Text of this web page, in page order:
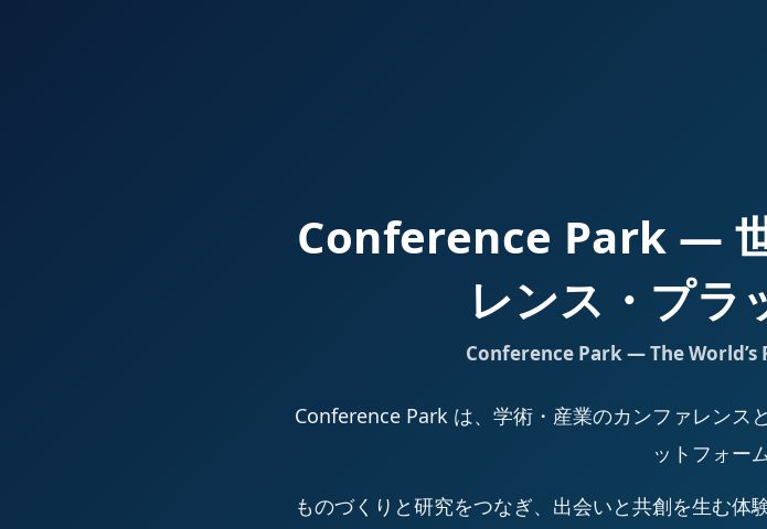
Conference Park —
レンス・プラ
Conference Park — The
Conference Park は、学術・産業のカンファレンス
ットフォー
ものづくりと研究をつなぎ、出会いと共創を生む